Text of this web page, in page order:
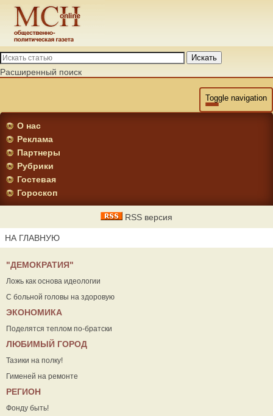
Искать
Расширенный поиск
Toggle navigation
О нас
Реклама
Партнеры
Рубрики
Гостевая
Гороскоп
RSS версия
НА ГЛАВНУЮ
"ДЕМОКРАТИЯ"
Ложь как основа идеологии
С больной головы на здоровую
ЭКОНОМИКА
Поделятся теплом по-братски
ЛЮБИМЫЙ ГОРОД
Тазики на полку!
Гименей на ремонте
РЕГИОН
Фонду быть!